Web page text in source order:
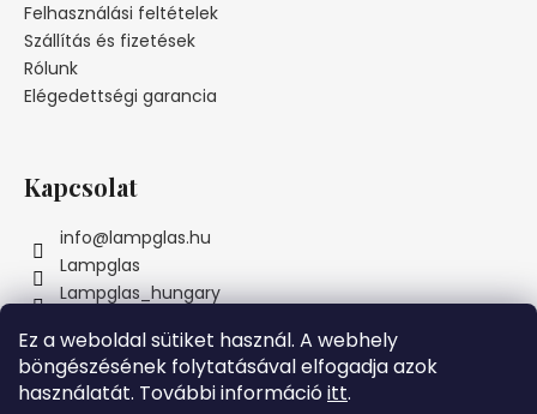
Ez a weboldal sütiket használ. A webhely
böngészésének folytatásával elfogadja azok
használatát. További információitt.
Felhasználási feltételek
Szállítás és fizetések
Rólunk
Elégedettségi garancia
Kapcsolat
info@lampglas.hu
Lampglas
Lampglas_hungary